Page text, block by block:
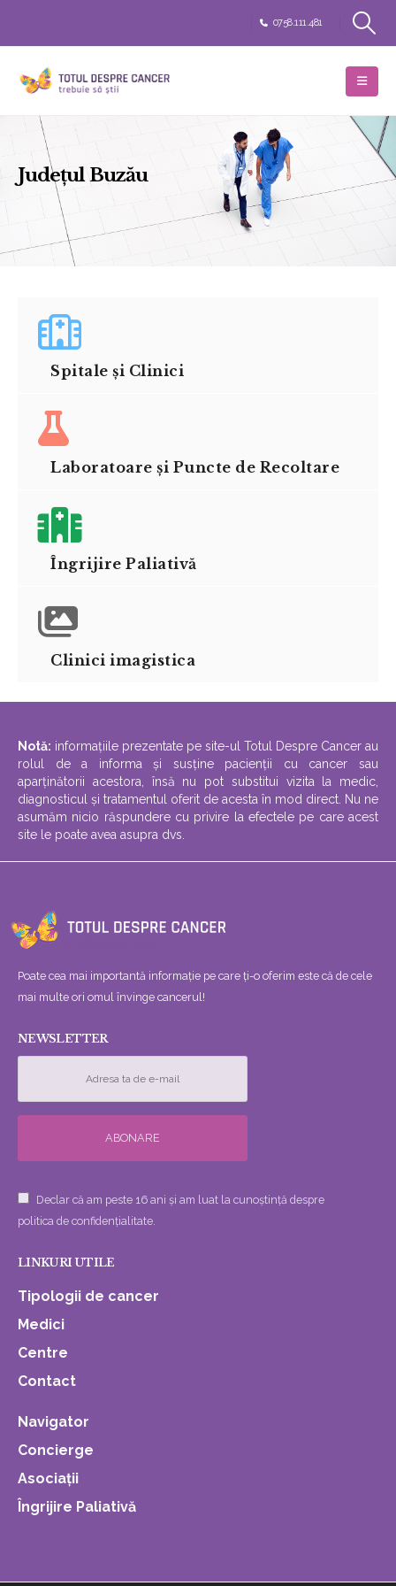
0758.111.481
Județul Buzău
Spitale și Clinici
Laboratoare și Puncte de Recoltare
Îngrijire Paliativă
Clinici imagistica
Notă: informațiile prezentate pe site-ul Totul Despre Cancer au
rolul de a informa și susține pacienții cu cancer sau
aparținătorii acestora, însă nu pot substitui vizita la medic,
diagnosticul și tratamentul oferit de acesta în mod direct. Nu ne
asumăm nicio răspundere cu privire la efectele pe care acest
site le poate avea asupra dvs.
Poate cea mai importantă informație pe care ți-o oferim este că de cele
mai multe ori omul învinge cancerul!
NEWSLETTER
Declar că am peste 16 ani și am luat la cunoștință despre
politica de confidențialitate.
LINKURI UTILE
Tipologii de cancer
Medici
Centre
Contact
Navigator
Concierge
Asociații
Îngrijire Paliativă